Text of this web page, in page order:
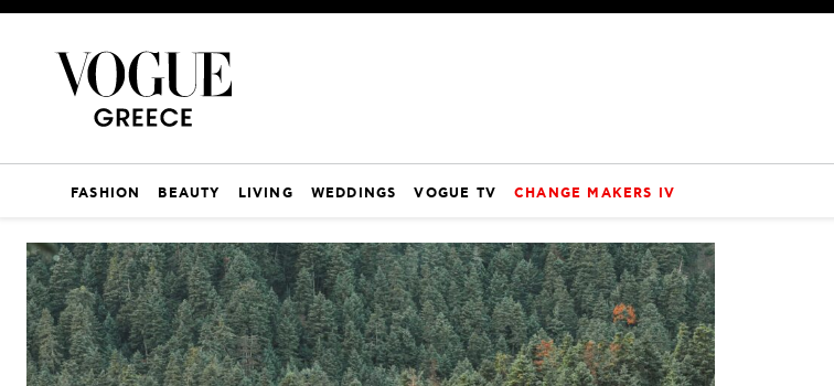
FASHION BEAUTY LIVING WEDDINGS VOGUE TV CHANGE MAKERS IV